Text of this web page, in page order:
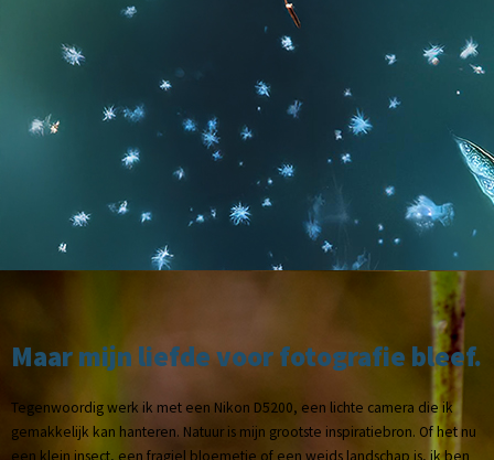
Maar mijn liefde voor fotografie bleef.
Tegenwoordig werk ik met een Nikon D5200, een lichte camera die ik
gemakkelijk kan hanteren. Natuur is mijn grootste inspiratiebron. Of het nu
een klein insect, een fragiel bloemetje of een weids landschap is, ik ben